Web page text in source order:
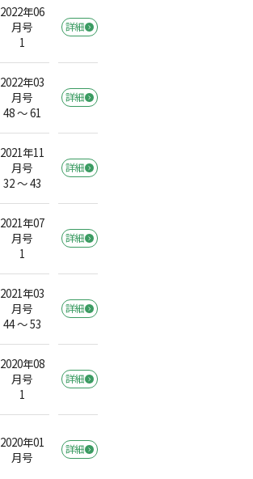
2022年06
月号
1
詳細
2022年03
月号
48 ～ 61
詳細
2021年11
月号
32 ～ 43
詳細
2021年07
月号
1
詳細
2021年03
月号
44 ～ 53
詳細
2020年08
月号
1
詳細
2020年01
月号
詳細